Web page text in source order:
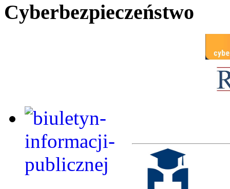
Cyberbezpieczeństwo